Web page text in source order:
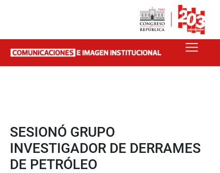
SESIONÓ GRUPO
INVESTIGADOR DE DERRAMES
DE PETRÓLEO